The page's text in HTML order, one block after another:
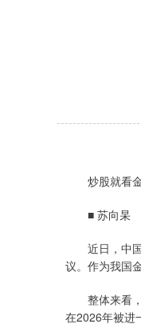
炒股就看金
■ 苏向杲
近日，中国
议。作为我国
整体来看，
在2026年被进